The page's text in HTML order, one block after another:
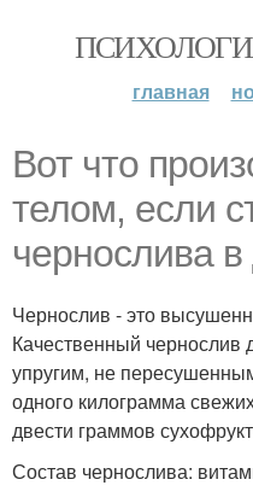
главная
Вот что
телом, если
чернослива в
Чернослив - это
Качественный чернослив
упругим, не
одного килограмма
двести граммов
Состав чернослива: